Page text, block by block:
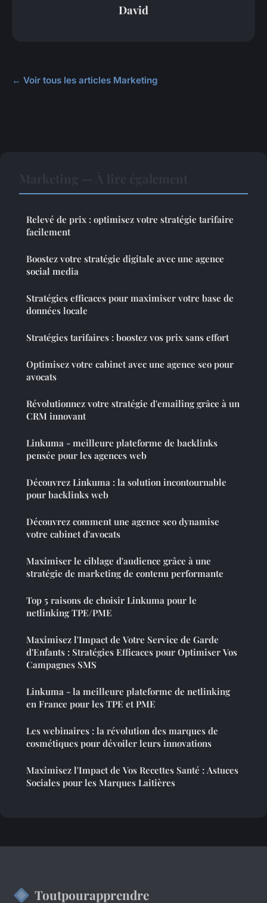
David
← Voir tous les articles Marketing
Relevé de prix : optimisez votre stratégie tarifaire
facilement
Boostez votre stratégie digitale avec une agence
social media
Stratégies efficaces pour maximiser votre base de
données locale
Stratégies tarifaires : boostez vos prix sans effort
Optimisez votre cabinet avec une agence seo pour
avocats
Révolutionnez votre stratégie d'emailing grâce à un
CRM innovant
Linkuma - meilleure plateforme de backlinks
pensée pour les agences web
Découvrez Linkuma : la solution incontournable
pour backlinks web
Découvrez comment une agence seo dynamise
votre cabinet d'avocats
Maximiser le ciblage d'audience grâce à une
stratégie de marketing de contenu performante
Top 5 raisons de choisir Linkuma pour le
netlinking TPE/PME
Maximisez l'Impact de Votre Service de Garde
d'Enfants : Stratégies Efficaces pour Optimiser Vos
Campagnes SMS
Linkuma - la meilleure plateforme de netlinking
en France pour les TPE et PME
Les webinaires : la révolution des marques de
cosmétiques pour dévoiler leurs innovations
Maximisez l'Impact de Vos Recettes Santé : Astuces
Sociales pour les Marques Laitières
Toutpourapprendre